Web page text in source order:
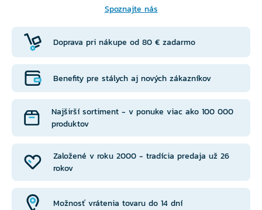
Spoznajte nás
Doprava pri nákupe od 80 € zadarmo
Založené v roku 2000 - tradícia predaja už 26
rokov
Benefity pre stálych aj nových zákazníkov
Možnosť vrátenia tovaru do 14 dní
Najširší sortiment - v ponuke viac ako 100 000
produktov